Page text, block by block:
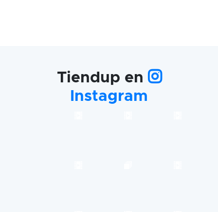
Tiendup en
Instagram